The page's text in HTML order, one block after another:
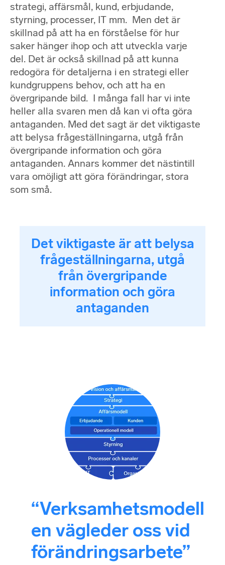
strategi, affärsmål, kund, erbjudande,
styrning, processer, IT mm. Men det är
skillnad på att ha en förståelse för hur
saker hänger ihop och att utveckla varje
del. Det är också skillnad på att kunna
redogöra för detaljerna i en strategi eller
kundgruppens behov, och att ha en
övergripande bild. I många fall har vi inte
heller alla svaren men då kan vi ofta göra
antaganden. Med det sagt är det viktigaste
att belysa frågeställningarna, utgå från
övergripande information och göra
antaganden. Annars kommer det nästintill
vara omöjligt att göra förändringar, stora
som små.
Det viktigaste är att belysa
frågeställningarna, utgå
från övergripande
information och göra
antaganden
“Verksamhetsmodell
en vägleder oss vid
förändringsarbete”